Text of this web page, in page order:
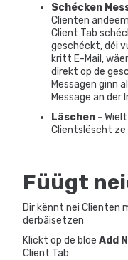
Schécken
Clienten
Client Tab
geschéckt, déi
kritt E-Mail,
direkt op de
Messagen ginn
Message an
Läschen -
Clientslëscht ze
Füügt
Dir kënnt nei Clienten
derbäisetzen
Klickt op de bloe Add
Client Tab